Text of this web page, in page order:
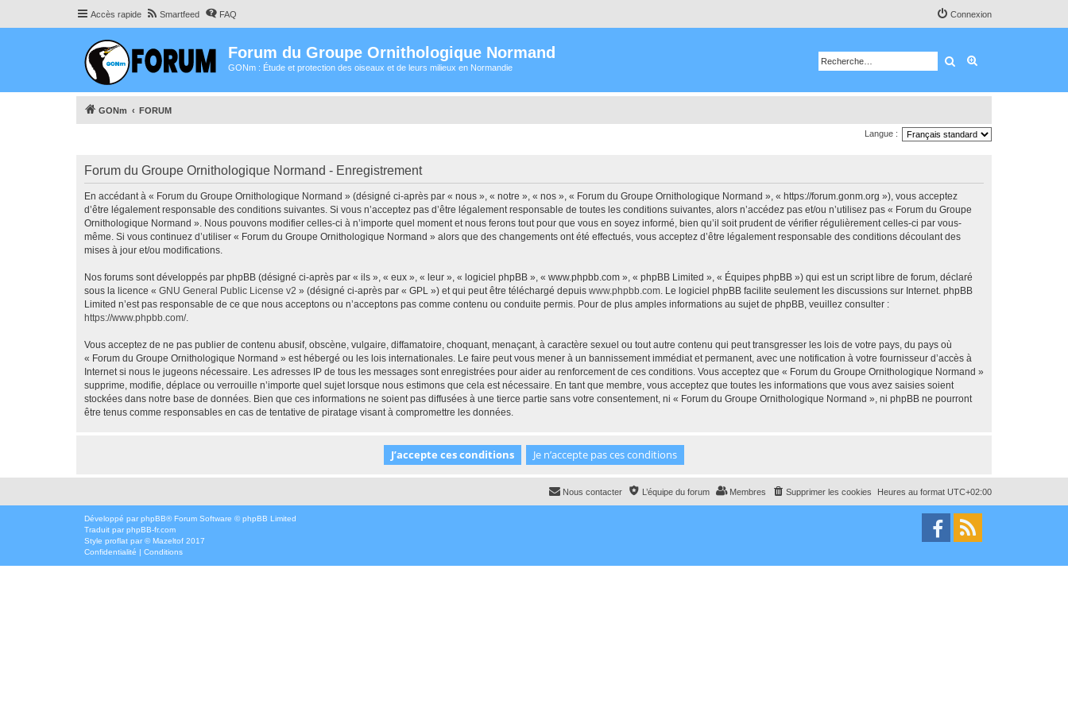
Accès rapide Smartfeed FAQ Connexion
Forum du Groupe Ornithologique Normand
GONm : Étude et protection des oiseaux et de leurs milieux en Normandie Rechercher
GONm FORUM
Langue :
Forum du Groupe Ornithologique Normand - Enregistrement
En accédant à « Forum du Groupe Ornithologique Normand » (désigné ci-après par « nous », « notre », « nos », « Forum du Groupe Ornithologique Normand », « https://forum.gonm.org »), vous acceptez
d’être légalement responsable des conditions suivantes. Si vous n’acceptez pas d’être légalement responsable de toutes les conditions suivantes, alors n’accédez pas et/ou n’utilisez pas « Forum du Groupe
Ornithologique Normand ». Nous pouvons modifier celles-ci à n’importe quel moment et nous ferons tout pour que vous en soyez informé, bien qu’il soit prudent de vérifier régulièrement celles-ci par vous-
même. Si vous continuez d’utiliser « Forum du Groupe Ornithologique Normand » alors que des changements ont été effectués, vous acceptez d’être légalement responsable des conditions découlant des
mises à jour et/ou modifications.
Nos forums sont développés par phpBB (désigné ci-après par « ils », « eux », « leur », « logiciel phpBB », « www.phpbb.com », « phpBB Limited », « Équipes phpBB ») qui est un script libre de forum, déclaré
sous la licence « GNU General Public License v2 » (désigné ci-après par « GPL ») et qui peut être téléchargé depuis www.phpbb.com . Le logiciel phpBB facilite seulement les discussions sur Internet. phpBB
Limited n’est pas responsable de ce que nous acceptons ou n’acceptons pas comme contenu ou conduite permis. Pour de plus amples informations au sujet de phpBB, veuillez consulter :
https://www.phpbb.com/.
Vous acceptez de ne pas publier de contenu abusif, obscène, vulgaire, diffamatoire, choquant, menaçant, à caractère sexuel ou tout autre contenu qui peut transgresser les lois de votre pays, du pays où
« Forum du Groupe Ornithologique Normand » est hébergé ou les lois internationales. Le faire peut vous mener à un bannissement immédiat et permanent, avec une notification à votre fournisseur d’accès à
Internet si nous le jugeons nécessaire. Les adresses IP de tous les messages sont enregistrées pour aider au renforcement de ces conditions. Vous acceptez que « Forum du Groupe Ornithologique Normand »
supprime, modifie, déplace ou verrouille n’importe quel sujet lorsque nous estimons que cela est nécessaire. En tant que membre, vous acceptez que toutes les informations que vous avez saisies soient
stockées dans notre base de données. Bien que ces informations ne soient pas diffusées à une tierce partie sans votre consentement, ni « Forum du Groupe Ornithologique Normand », ni phpBB ne pourront
être tenus comme responsables en cas de tentative de piratage visant à compromettre les données.
Heures au format UTC+02:00
Supprimer les cookies
Membres
L’équipe du forum
Nous contacter
Développé par phpBB® Forum Software © phpBB Limited
Traduit par phpBB-fr.com
Style proflat par ©Mazeltof 2017
Confidentialité | Conditions